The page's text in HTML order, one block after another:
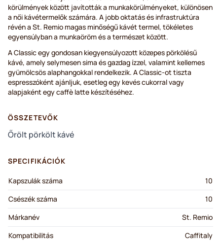
körülmények között javították a munkakörülményeket, különösen
a női kávétermelők számára. A jobb oktatás és infrastruktúra
révén a St. Remio magas minőségű kávét termel, tökéletes
egyensúlyban a munkaöröm és a természet között.
A Classic egy gondosan kiegyensúlyozott közepes pörkölésű
kávé, amely selymesen sima és gazdag ízzel, valamint kellemes
gyümölcsös alaphangokkal rendelkezik. A Classic-ot tiszta
espresszóként ajánljuk, esetleg egy kevés cukorral vagy
alapjaként egy caffè latte készítéséhez.
ÖSSZETEVŐK
Őrölt pörkölt kávé
SPECIFIKÁCIÓK
Kapszulák száma
10
Csészék száma
10
Márkanév
St. Remio
Kompatibilitás
Caffitaly